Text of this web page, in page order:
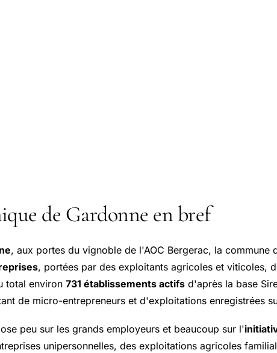
de Gardonne en bref
, aux portes du vignoble de l'AOC Bergerac, la
, portées par des exploitants agricoles et viticoles,
total environ 731 établissements actifs d'après la base
de micro-entrepreneurs et d'exploitations enregistrées
peu sur les grands employeurs et beaucoup sur l'
unipersonnelles, des exploitations agricoles